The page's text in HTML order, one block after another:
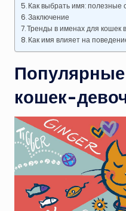
Как выбрать имя: полезные
Заключение
Тренды в именах для кошек
Как имя влияет на
кошек-